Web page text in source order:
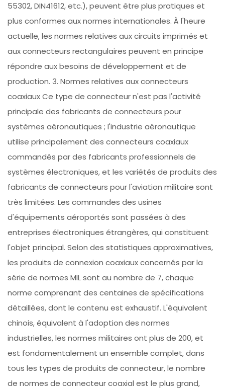
55302, DIN41612, etc.), peuvent être plus pratiques et
plus conformes aux normes internationales. À l'heure
actuelle, les normes relatives aux circuits imprimés et
aux connecteurs rectangulaires peuvent en principe
répondre aux besoins de développement et de
production. 3. Normes relatives aux connecteurs
coaxiaux Ce type de connecteur n'est pas l'activité
principale des fabricants de connecteurs pour
systèmes aéronautiques ; l'industrie aéronautique
utilise principalement des connecteurs coaxiaux
commandés par des fabricants professionnels de
systèmes électroniques, et les variétés de produits des
fabricants de connecteurs pour l'aviation militaire sont
très limitées. Les commandes des usines
d'équipements aéroportés sont passées à des
entreprises électroniques étrangères, qui constituent
l'objet principal. Selon des statistiques approximatives,
les produits de connexion coaxiaux concernés par la
série de normes MIL sont au nombre de 7, chaque
norme comprenant des centaines de spécifications
détaillées, dont le contenu est exhaustif. L'équivalent
chinois, équivalent à l'adoption des normes
industrielles, les normes militaires ont plus de 200, et
est fondamentalement un ensemble complet, dans
tous les types de produits de connecteur, le nombre
de normes de connecteur coaxial est le plus grand,